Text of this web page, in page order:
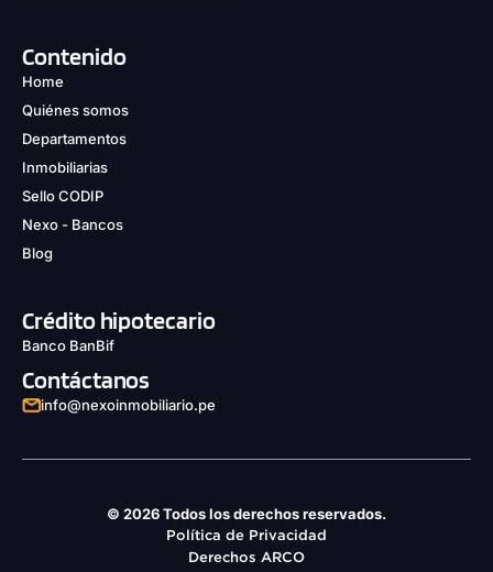
Contenido
Home
Quiénes somos
Departamentos
Inmobiliarias
Sello CODIP
Nexo - Bancos
Blog
Crédito hipotecario
Banco BanBif
Contáctanos
info@nexoinmobiliario.pe
© 2026 Todos los derechos reservados.
Política de Privacidad
Derechos ARCO